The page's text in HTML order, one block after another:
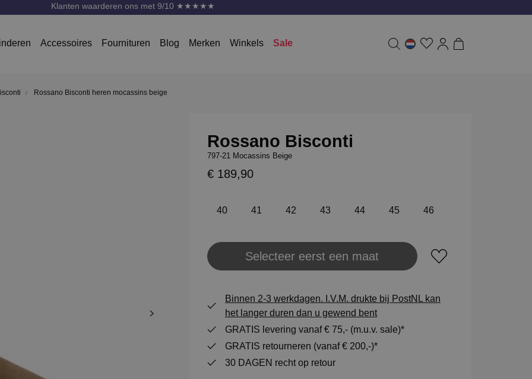
Klanten waarderen ons met 9/10 ★★★★★
Accessoires Fournituren Blog Merken Winkels Sale
Rossano Bisconti heren mocassins beige
Rossano Bisconti
797-21 Mocassins Beige
€ 189,90
40 41 42 43 44 45 46
Plaats in winkeltas
Selecteer eerst een maat
Binnen 2-3 werkdagen. I.V.M. drukte bij PostNL kan
het langer duren dan u gewend bent
GRATIS levering vanaf € 75,- (m.u.v. sale)*
GRATIS retourneren (vanaf € 200,-)*
30 DAGEN recht op retour